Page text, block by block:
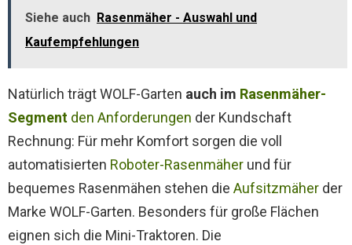
Siehe auch Rasenmäher - Auswahl und
Kaufempfehlungen
Natürlich trägt WOLF-Garten auch im Rasenmäher-
Segment den Anforderungen der Kundschaft
Rechnung: Für mehr Komfort sorgen die voll
automatisierten Roboter-Rasenmäher und für
bequemes Rasenmähen stehen die Aufsitzmäher der
Marke WOLF-Garten. Besonders für große Flächen
eignen sich die Mini-Traktoren. Die